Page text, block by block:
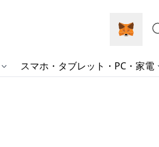
スマホ・タブレット・PC・家電